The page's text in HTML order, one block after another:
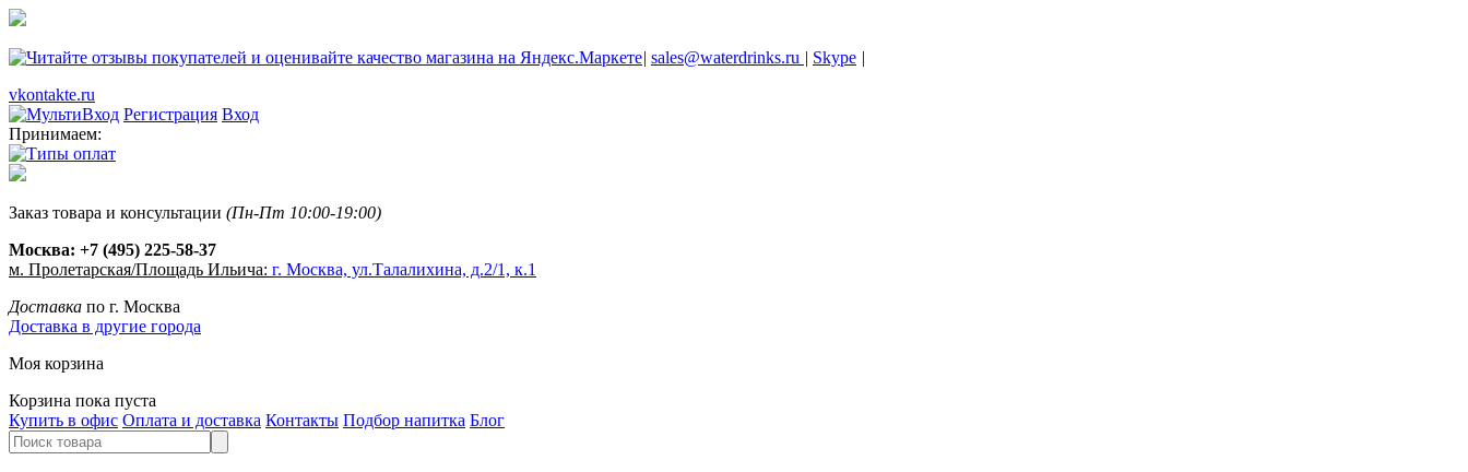
| sales@waterdrinks.ru | Skype |
vkontakte.ru
Регистрация Вход
Принимаем:
Заказ товара и консультации (Пн-Пт 10:00-19:00)
Москва: +7 (495) 225-58-37
м. Пролетарская/Площадь Ильича: г. Москва, ул.Талалихина, д.2/1, к.1
Доставка по г. Москва
Доставка в другие города
Моя корзина
Корзина пока пуста
Купить в офис Оплата и доставка Контакты Подбор напитка Блог